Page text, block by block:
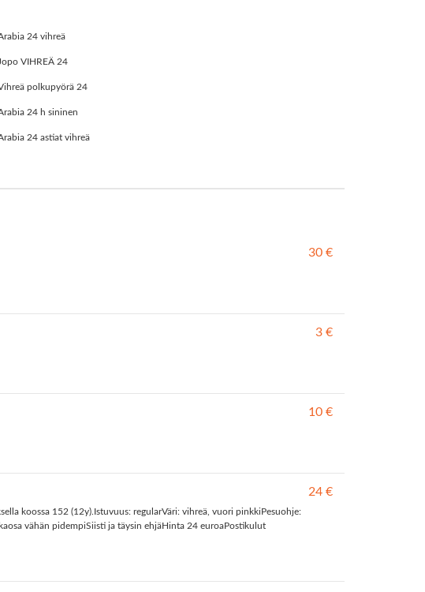
24 vihreä
Jopo VIHREÄ 24
polkupyörä 24
24 h sininen
24 astiat vihreä
30 €
3 €
10 €
24 €
koossa 152 (12y).Istuvuus: regularVäri: vihreä, vuori pinkkiPesuohje:
vähän pidempiSiisti ja täysin ehjäHinta 24 euroaPostikulut